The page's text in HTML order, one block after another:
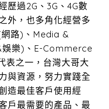
歷過2G、3G、4G數
外，也多角化經營多
路)、Media &
樂)、E-Commerce
表之一，台灣大哥大
與資源，努力實踐全
造最佳客戶使用經
戶最需要的產品、最